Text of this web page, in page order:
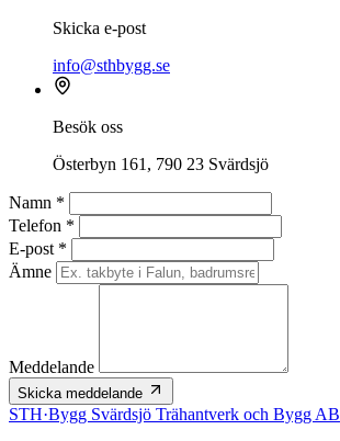
Skicka e-post
info@sthbygg.se
Besök oss
Österbyn 161, 790 23 Svärdsjö
Namn *
Telefon *
E-post *
Ämne
Meddelande
Skicka meddelande
STH·Bygg Svärdsjö Trähantverk och Bygg AB